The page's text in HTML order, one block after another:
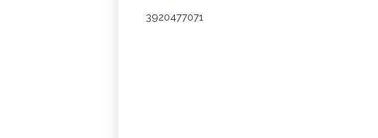
3920477071